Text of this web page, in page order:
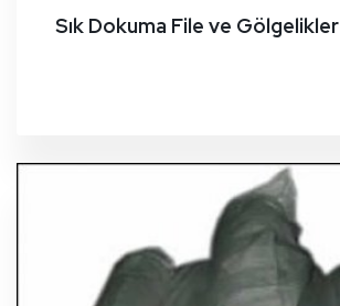
Sık Dokuma File ve Gölgelikler